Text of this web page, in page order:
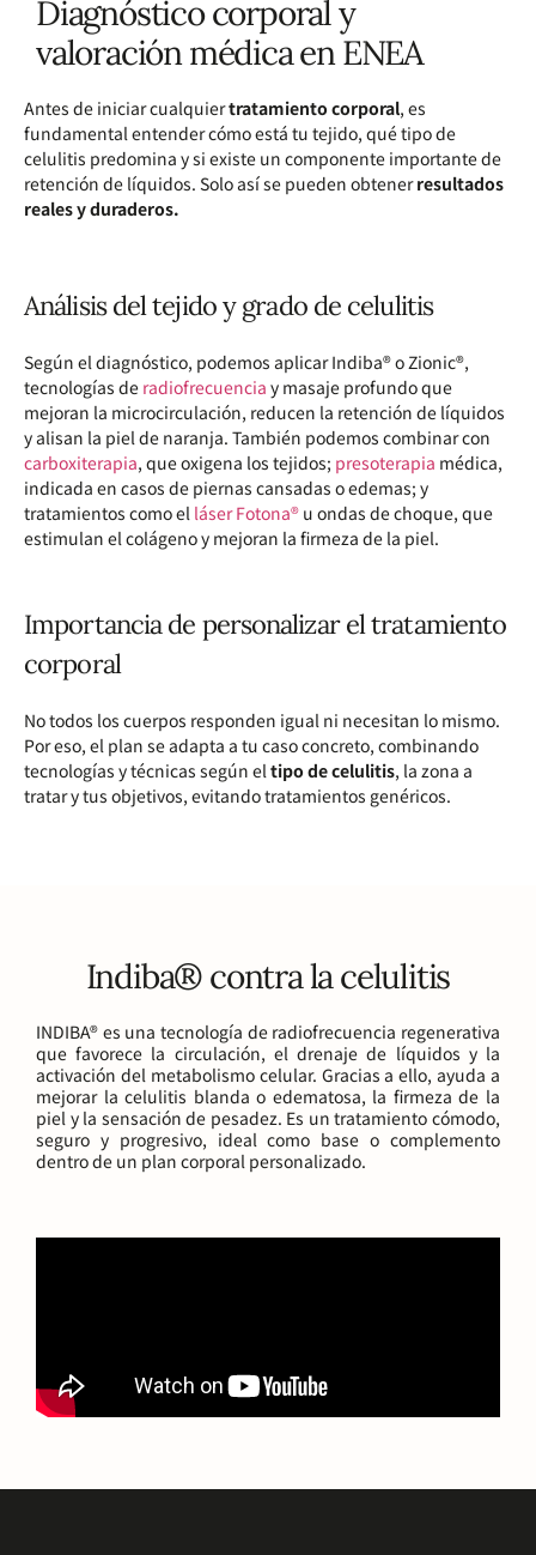
Diagnóstico corporal y
valoración médica en ENEA
Antes de iniciar cualquiertratamiento corporal, es
fundamental entender cómo está tu tejido, qué tipo de
celulitis predomina y si existe un componente importante de
retención de líquidos. Solo así se pueden obtenerresultados
reales y duraderos.
Análisis del tejido y grado de celulitis
Según el diagnóstico, podemos aplicar Indiba® o Zionic®,
tecnologías de radiofrecuencia y masaje profundo que
mejoran la microcirculación, reducen la retención de líquidos
y alisan la piel de naranja. También podemos combinar con
carboxiterapia, que oxigena los tejidos; presoterapia médica,
indicada en casos de piernas cansadas o edemas; y
tratamientos como el láser Fotona® u ondas de choque, que
estimulan el colágeno y mejoran la firmeza de la piel.
Importancia de personalizar el tratamiento
corporal
No todos los cuerpos responden igual ni necesitan lo mismo.
Por eso, el plan se adapta a tu caso concreto, combinando
tecnologías y técnicas según el tipo de celulitis, la zona a
tratar y tus objetivos, evitando tratamientos genéricos.
Indiba® contra la celulitis
INDIBA® es una tecnología de radiofrecuencia regenerativa
que favorece la circulación, el drenaje de líquidos y la
activación del metabolismo celular. Gracias a ello, ayuda a
mejorar la celulitis blanda o edematosa, la firmeza de la
piel y la sensación de pesadez. Es un tratamiento cómodo,
seguro y progresivo, ideal como base o complemento
dentro de un plan corporal personalizado.